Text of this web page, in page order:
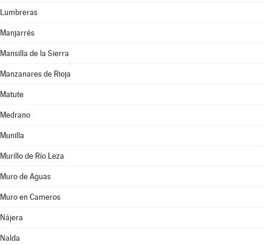
Lumbreras
Manjarrés
Mansilla de la Sierra
Manzanares de Rioja
Matute
Medrano
Munilla
Murillo de Río Leza
Muro de Aguas
Muro en Cameros
Nájera
Nalda